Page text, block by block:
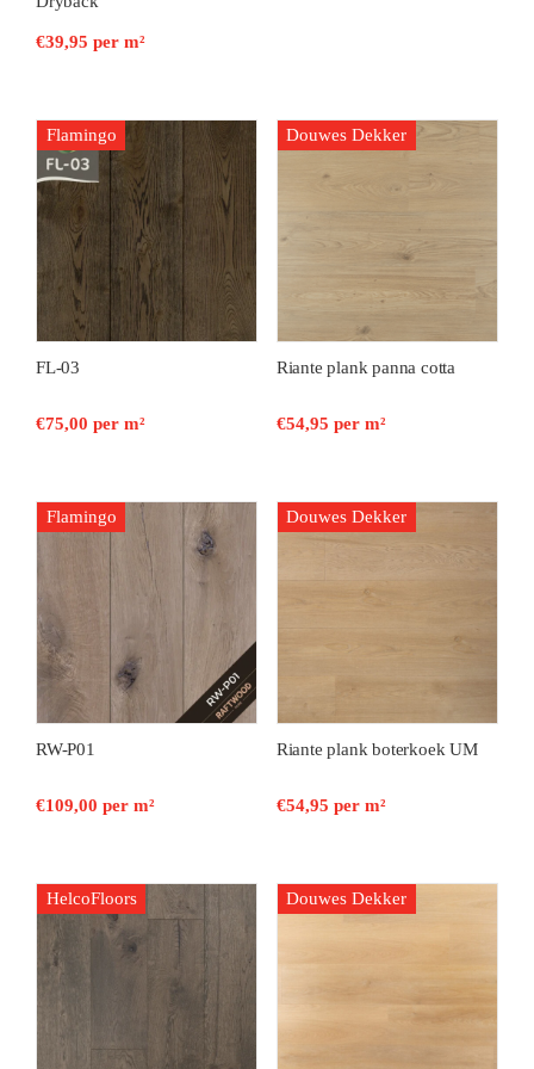
€39,95 per m²
Flamingo
FL-03
€75,00 per m²
Douwes Dekker
Riante plank panna cotta
€54,95 per m²
Flamingo
RW-P01
€109,00 per m²
Douwes Dekker
Riante plank boterkoek UM
€54,95 per m²
HelcoFloors Douwes Dekker